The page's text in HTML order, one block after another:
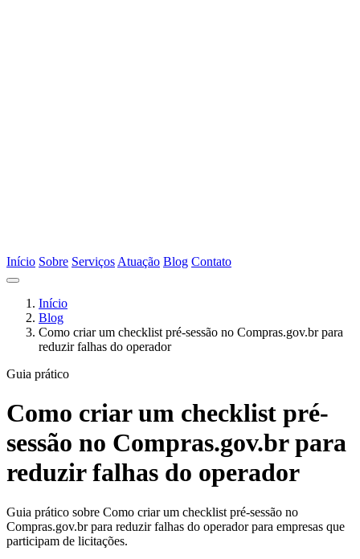
Início Sobre Serviços Atuação Blog Contato
Início
Blog
Como criar um checklist pré-sessão no Compras.gov.br para
reduzir falhas do operador
Guia prático
Como criar um checklist pré-
sessão no Compras.gov.br para
reduzir falhas do operador
Guia prático sobre Como criar um checklist pré-sessão no
Compras.gov.br para reduzir falhas do operador para empresas que
participam de licitações.